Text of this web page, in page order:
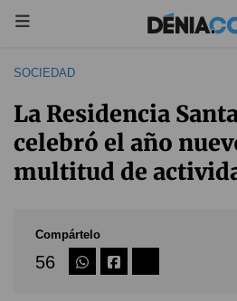
SOCIEDAD
La Residencia
celebró el año
multitud de
Compártelo
56